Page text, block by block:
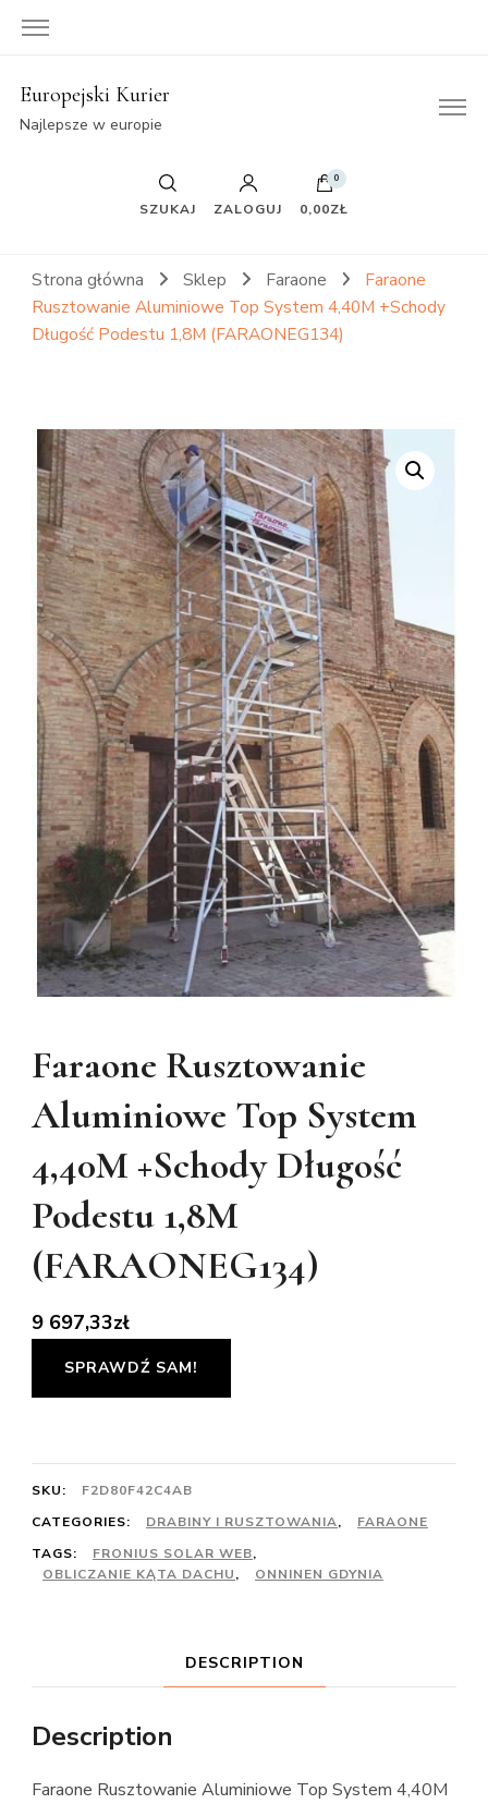
Europejski Kurier
Najlepsze w europie
SZUKAJ ZALOGUJ
0
0,00ZŁ
Strona główna Sklep Faraone
Faraone
Rusztowanie Aluminiowe Top System 4,40M +Schody
Długość Podestu 1,8M (FARAONEG134)
Faraone Rusztowanie
Aluminiowe Top System
4,40M +Schody Długość
Podestu 1,8M
(FARAONEG134)
9 697,33zł
SPRAWDŹ SAM!
SKU:
F2D80F42C4AB
CATEGORIES:
DRABINY I RUSZTOWANIA,
FARAONE
TAGS:
FRONIUS SOLAR WEB,
OBLICZANIE KĄTA DACHU, ONNINEN GDYNIA
DESCRIPTION
Description
Faraone Rusztowanie Aluminiowe Top System 4,40M